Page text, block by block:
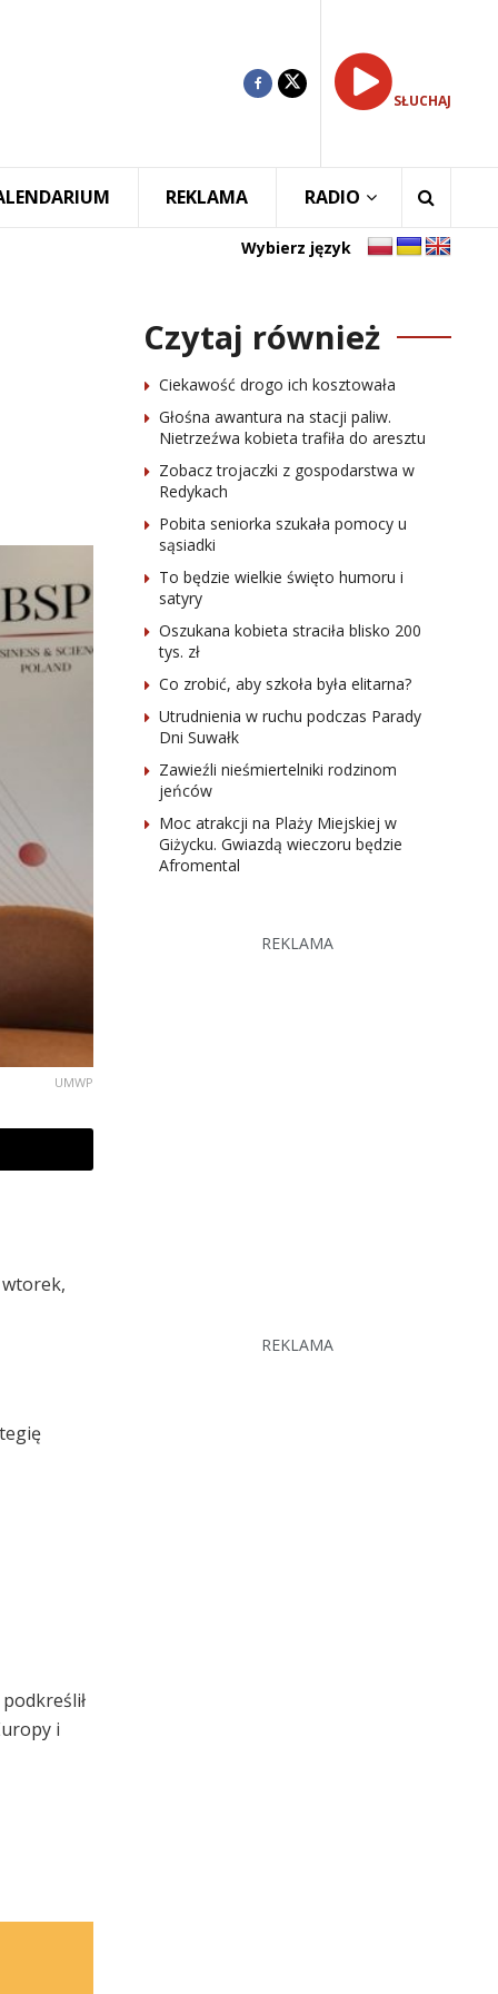
SŁUCHAJ
REKLAMA RADIO
Wybierz język
UMWP
i
Czytaj również
Ciekawość drogo ich kosztowała
Głośna awantura na stacji paliw.
Nietrzeźwa kobieta trafiła do aresztu
Zobacz trojaczki z gospodarstwa w
Redykach
Pobita seniorka szukała pomocy u
sąsiadki
To będzie wielkie święto humoru i
satyry
Oszukana kobieta straciła blisko 200
tys. zł
Co zrobić, aby szkoła była elitarna?
Utrudnienia w ruchu podczas Parady
Dni Suwałk
Zawieźli nieśmiertelniki rodzinom
jeńców
Moc atrakcji na Plaży Miejskiej w
Giżycku. Gwiazdą wieczoru będzie
Afromental
REKLAMA
REKLAMA